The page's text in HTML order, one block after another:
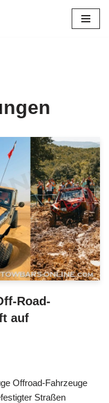
Road-
auf
Offroad-Fahrzeuge
Straßen